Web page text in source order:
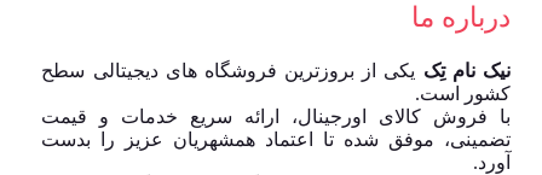
درباره ما
نیک نام تِک یکی از بروزترین فروشگاه های دیجیتالی سطح
کشور است.
با فروش کالای اورجینال، ارائه سریع خدمات و قیمت
تضمینی، موفق شده تا اعتماد همشهریان عزیز را بدست
آورد.